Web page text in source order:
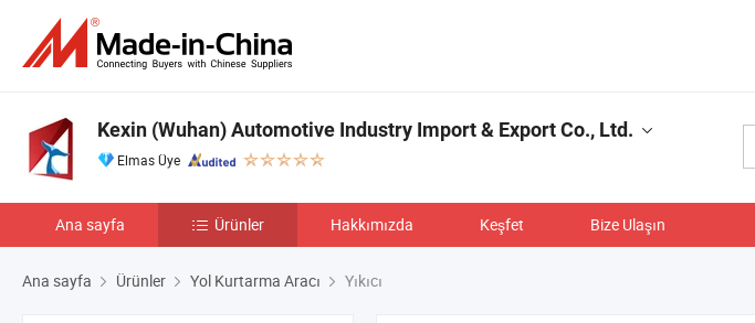
Kexin (Wuhan) Automotive Industry Import & Export Co., Ltd.
Elmas Üye
Ana sayfa Ürünler Hakkımızda Keşfet Bize Ulaşın
Ana sayfa Ürünler Yol Kurtarma Aracı Yıkıcı